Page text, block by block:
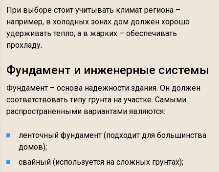
При выборе стоит учитывать климат региона –
например, в холодных зонах дом должен хорошо
удерживать тепло, а в жарких – обеспечивать
прохладу.
Фундамент и инженерные системы
Фундамент – основа надежности здания. Он должен
соответствовать типу грунта на участке. Самыми
распространенными вариантами являются:
ленточный фундамент (подходит для большинства
домов);
свайный (используется на сложных грунтах);